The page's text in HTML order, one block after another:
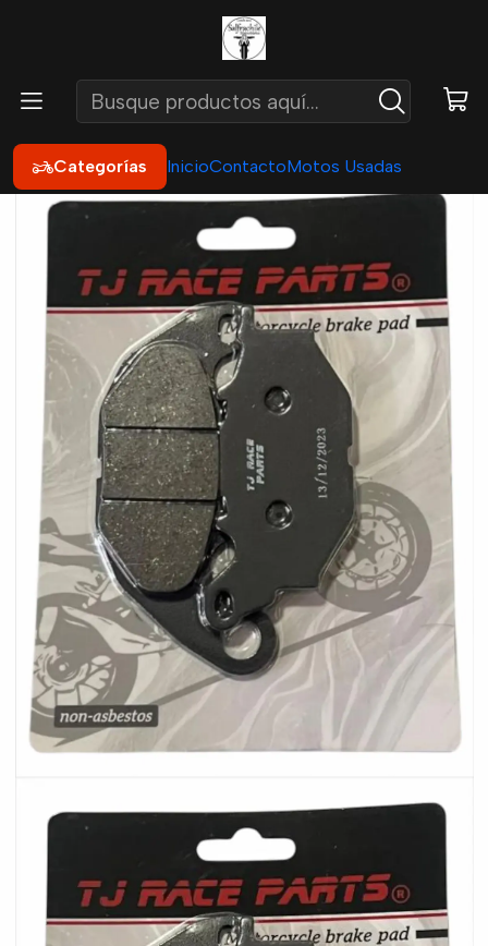
Categorías InicioContactoMotos Usadas
Frenos
Pastilla freno Delantera Yamaha R3 - R3A - Mt03 - X-max
300